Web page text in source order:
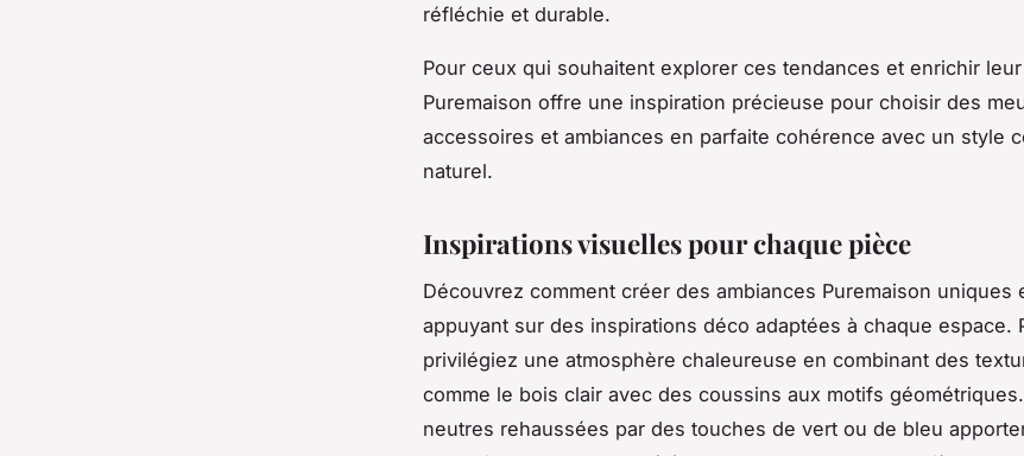
réfléchie et durable.
Pour ceux qui souhaitent explorer ces tendances et enrichir
Puremaison offre une inspiration précieuse pour choisir des
accessoires et ambiances en parfaite cohérence avec un style
naturel.
Inspirations visuelles pour chaque pièce
Découvrez comment créer des ambiances Puremaison uniques
appuyant sur des inspirations déco adaptées à chaque espace.
privilégiez une atmosphère chaleureuse en combinant des
comme le bois clair avec des coussins aux motifs
neutres rehaussées par des touches de vert ou de bleu